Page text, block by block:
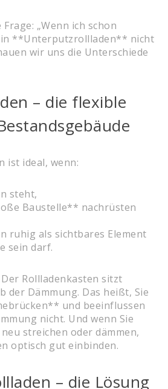
„Wenn ich schon
**Unterputzrollladen** nicht
wir uns die Unterschiede
– die flexible
ist ideal, wenn:
steht,
Baustelle** nachrüsten
ruhig als sichtbares Element
sein darf.
Rollladenkasten sitzt
der Dämmung. Das heißt, Sie
und beeinflussen
nicht. Und wenn Sie
streichen oder dämmen,
optisch gut einbinden.
– die Lösung